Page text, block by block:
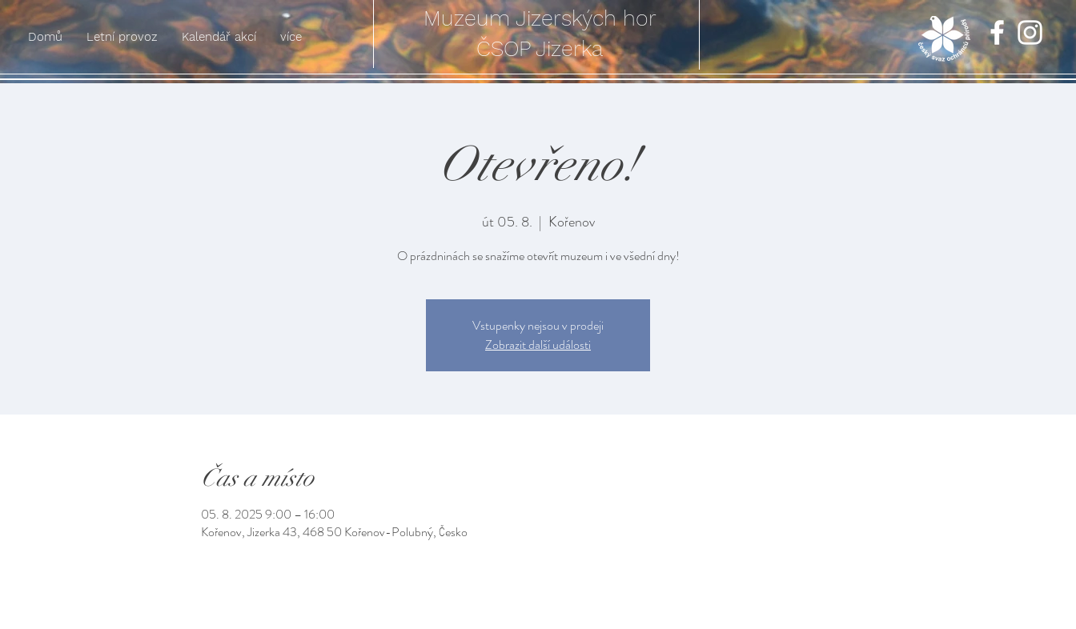
Domů Letní provoz Kalendář akcí více
Muzeum Jizerských hor
ČSOP Jizerka
Otevřeno!
út 05. 8.
  |
Kořenov
O prázdninách se snažíme otevřít muzeum i ve všední dny!
Vstupenky nejsou v prodeji
Zobrazit další události
Čas a místo
05. 8. 2025 9:00 – 16:00
Kořenov, Jizerka 43, 468 50 Kořenov-Polubný, Česko